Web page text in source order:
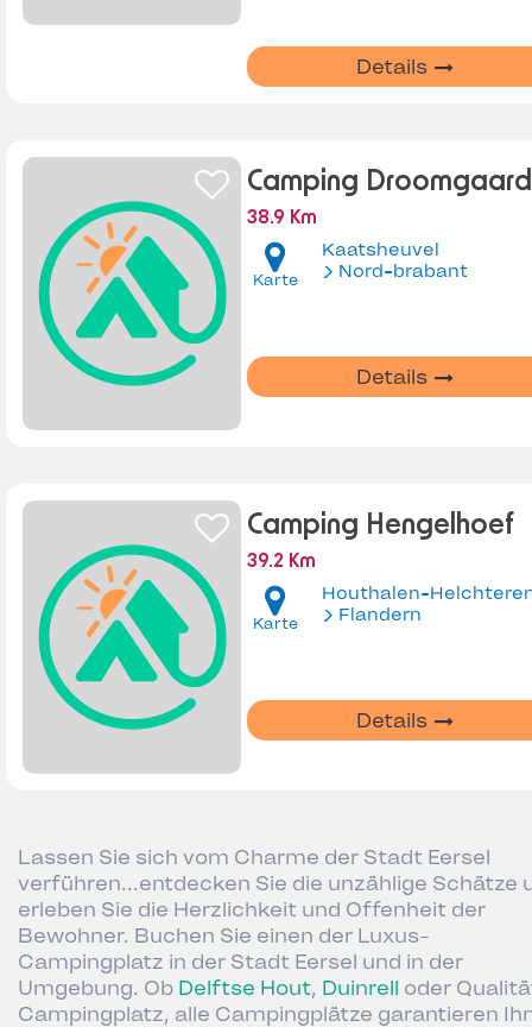
Details
Camping Droomgaard
38.9 Km
Karte
Kaatsheuvel
Nord-brabant
Details
Camping Hengelhoef
39.2 Km
Karte
Houthalen-
Flandern
Details
Lassen Sie sich vom Charme der Stadt Eersel
verführen...entdecken Sie die unzählige Schätze
erleben Sie die Herzlichkeit und Offenheit der
Bewohner. Buchen Sie einen der Luxus-
Campingplatz in der Stadt Eersel und in der
Umgebung. Ob Delftse Hout, Duinrell oder
Campingplatz, alle Campingplätze garantieren